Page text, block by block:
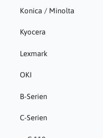
Konica / Minolta
Kyocera
Lexmark
OKI
B-Serien
C-Serien